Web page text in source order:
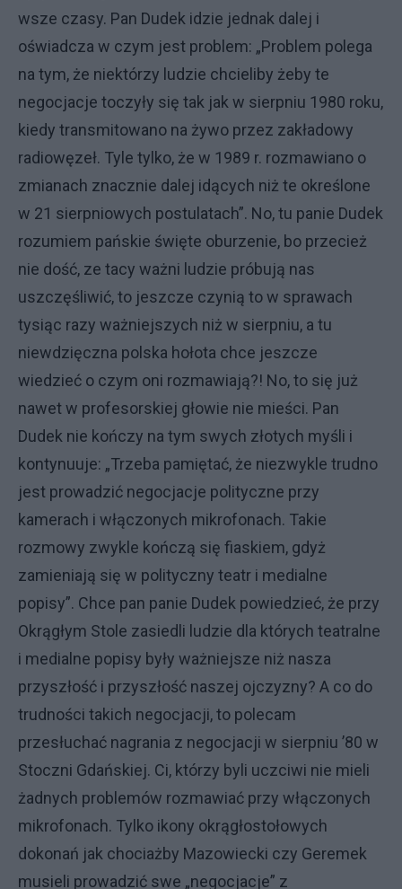
wsze czasy. Pan Dudek idzie jednak dalej i
oświadcza w czym jest problem: „Problem polega
na tym, że niektórzy ludzie chcieliby żeby te
negocjacje toczyły się tak jak w sierpniu 1980 roku,
kiedy transmitowano na żywo przez zakładowy
radiowęzeł. Tyle tylko, że w 1989 r. rozmawiano o
zmianach znacznie dalej idących niż te określone
w 21 sierpniowych postulatach”. No, tu panie Dudek
rozumiem pańskie święte oburzenie, bo przecież
nie dość, ze tacy ważni ludzie próbują nas
uszczęśliwić, to jeszcze czynią to w sprawach
tysiąc razy ważniejszych niż w sierpniu, a tu
niewdzięczna polska hołota chce jeszcze
wiedzieć o czym oni rozmawiają?! No, to się już
nawet w profesorskiej głowie nie mieści. Pan
Dudek nie kończy na tym swych złotych myśli i
kontynuuje: „Trzeba pamiętać, że niezwykle trudno
jest prowadzić negocjacje polityczne przy
kamerach i włączonych mikrofonach. Takie
rozmowy zwykle kończą się fiaskiem, gdyż
zamieniają się w polityczny teatr i medialne
popisy”. Chce pan panie Dudek powiedzieć, że przy
Okrągłym Stole zasiedli ludzie dla których teatralne
i medialne popisy były ważniejsze niż nasza
przyszłość i przyszłość naszej ojczyzny? A co do
trudności takich negocjacji, to polecam
przesłuchać nagrania z negocjacji w sierpniu ’80 w
Stoczni Gdańskiej. Ci, którzy byli uczciwi nie mieli
żadnych problemów rozmawiać przy włączonych
mikrofonach. Tylko ikony okrągłostołowych
dokonań jak chociażby Mazowiecki czy Geremek
musieli prowadzić swe „negocjacje” z